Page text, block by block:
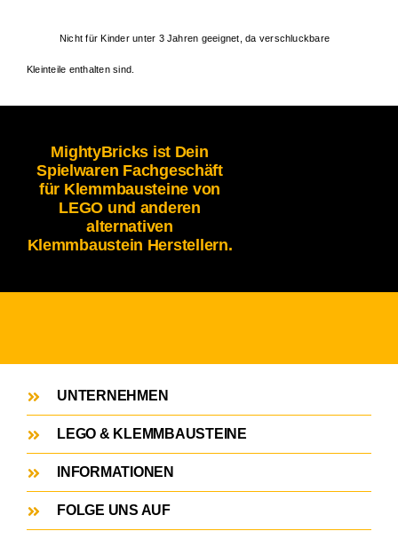
Nicht für Kinder unter 3 Jahren geeignet, da verschluckbare
Kleinteile enthalten sind.
MightyBricks ist Dein
Spielwaren Fachgeschäft
für Klemmbausteine von
LEGO und anderen
alternativen
Klemmbaustein Herstellern.
UNTERNEHMEN
LEGO & KLEMMBAUSTEINE
INFORMATIONEN
FOLGE UNS AUF